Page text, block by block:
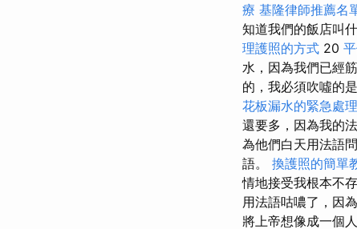
療 基隆律師推薦名
知道我們的飯店叫
理護照的方式 20
水，因為我們已經
的，我必須吹噓的
花板漏水的緊急處
還要多，因為我的
為他們白天用法語
語。 換護照的簡單
情地接受我根本不
用法語咕噥了，因
將上帝想像成一個